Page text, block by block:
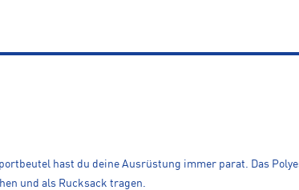
hast du deine Ausrüstung immer parat. Das
und als Rucksack tragen.